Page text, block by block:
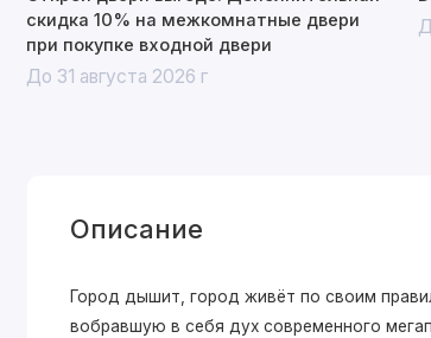
скидка 10% на межкомнатные двери
при покупке входной двери
До 31 августа 2026 г
Описание
Город дышит, город живёт по своим
вобравшую в себя дух современного